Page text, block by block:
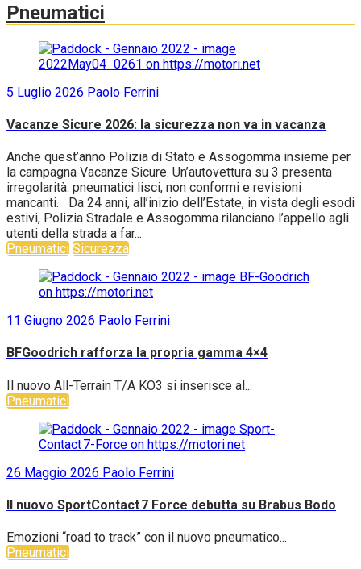
Pneumatici
5 Luglio 2026 Paolo Ferrini
Vacanze Sicure 2026: la sicurezza non va in vacanza
Anche quest’anno Polizia di Stato e Assogomma insieme per
la campagna Vacanze Sicure. Un’autovettura su 3 presenta
irregolarità: pneumatici lisci, non conformi e revisioni
mancanti. Da 24 anni, all’inizio dell’Estate, in vista degli esodi
estivi, Polizia Stradale e Assogomma rilanciano l’appello agli
utenti della strada a far...
Pneumatici Sicurezza
11 Giugno 2026 Paolo Ferrini
BFGoodrich rafforza la propria gamma 4×4
Il nuovo All-Terrain T/A KO3 si inserisce al...
Pneumatici
26 Maggio 2026 Paolo Ferrini
Il nuovo SportContact 7 Force debutta su Brabus Bodo
Emozioni “road to track” con il nuovo pneumatico...
Pneumatici